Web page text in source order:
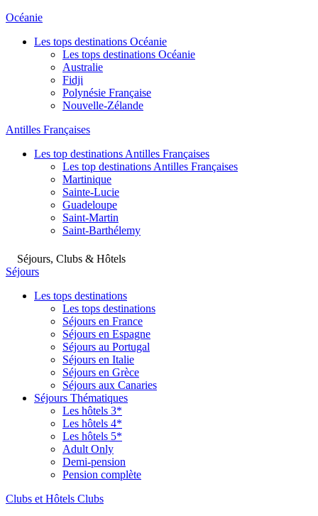
Océanie
Les tops destinations Océanie
Les tops destinations Océanie
Australie
Fidji
Polynésie Française
Nouvelle-Zélande
Antilles Françaises
Les top destinations Antilles Françaises
Les top destinations Antilles Françaises
Martinique
Sainte-Lucie
Guadeloupe
Saint-Martin
Saint-Barthélemy
Séjours, Clubs & Hôtels
Séjours
Les tops destinations
Les tops destinations
Séjours en France
Séjours en Espagne
Séjours au Portugal
Séjours en Italie
Séjours en Grèce
Séjours aux Canaries
Séjours Thématiques
Les hôtels 3*
Les hôtels 4*
Les hôtels 5*
Adult Only
Demi-pension
Pension complète
Clubs et Hôtels Clubs